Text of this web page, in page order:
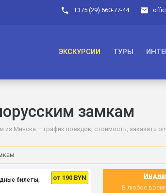
+375 (29) 660-77-44
ЭКСКУРСИИ ТУРЫ
замкам
Минска — график поездок, стоимость, заказать
от 190 BYN
билеты,
В любое